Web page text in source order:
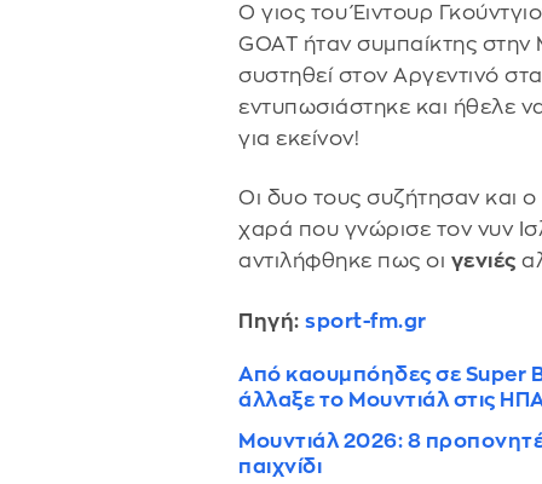
Ο γιος του Έιντουρ
GOAT ήταν συμπαίκτης
συστηθεί στον Αργεντινό
εντυπωσιάστηκε και ήθελε
για εκείνον!
Οι δυο τους συζήτησαν και ο
χαρά που γνώρισε τον νυν
αντιλήφθηκε πως οι γενιές
Πηγή: sport-fm.gr
Από καουμπόηδες σε Super
άλλαξε το Μουντιάλ στις
Μουντιάλ 2026: 8
παιχνίδι